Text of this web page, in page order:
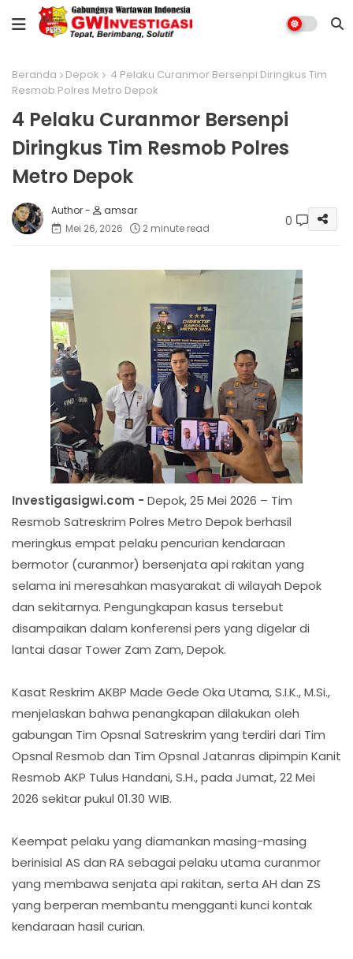
Beranda Depok
4 Pelaku Curanmor Bersenpi Diringkus Tim
Resmob Polres Metro Depok
4 Pelaku Curanmor Bersenpi
Diringkus Tim Resmob Polres
Metro Depok
amsar
Mei 26, 2026
2 minute read 0
Investigasigwi.com - Depok, 25 Mei 2026 – Tim
Resmob Satreskrim Polres Metro Depok berhasil
meringkus empat pelaku pencurian kendaraan
bermotor (curanmor) bersenjata api rakitan yang
selama ini meresahkan masyarakat di wilayah Depok
dan sekitarnya. Pengungkapan kasus tersebut
disampaikan dalam konferensi pers yang digelar di
lantai dasar Tower Zam Zam, Depok.
Kasat Reskrim AKBP Made Gede Oka Utama, S.I.K., M.Si.,
menjelaskan bahwa penangkapan dilakukan oleh
gabungan Tim Opsnal Satreskrim yang terdiri dari Tim
Opsnal Resmob dan Tim Opsnal Jatanras dipimpin Kanit
Resmob AKP Tulus Handani, S.H., pada Jumat, 22 Mei
2026 sekitar pukul 01.30 WIB.
Keempat pelaku yang diamankan masing-masing
berinisial AS dan RA sebagai pelaku utama curanmor
yang membawa senjata api rakitan, serta AH dan ZS
yang berperan membantu mengganti kunci kontak
kendaraan hasil curian.